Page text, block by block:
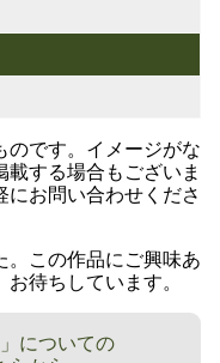
のです。イメージがな
する場合もございま
お問い合わせくださ
。この作品にご興味あ
待ちしています。
についての